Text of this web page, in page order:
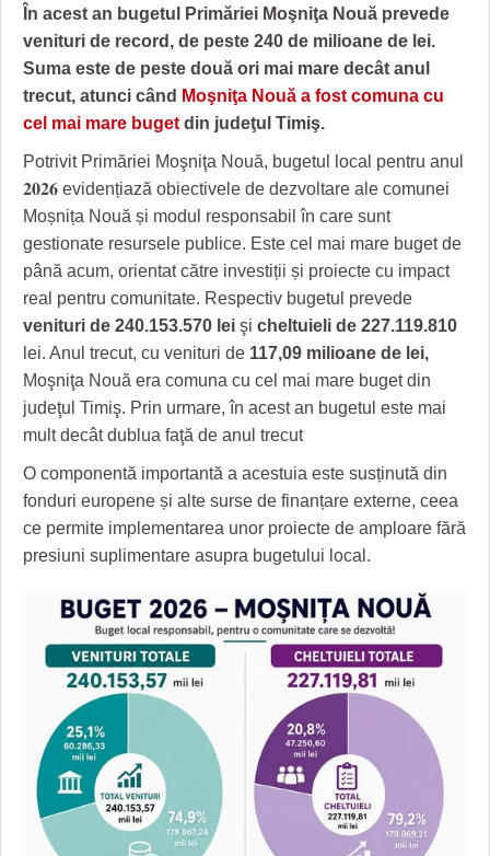
GRĂDINA TAICII DOMNULUI
ZIARISTU’ DE TERASĂ
CU OIŞTEA-N KIERKEGAARD
PE SURSE
CRONICĂ DE FILM
UNDE MERGEM
FILME DOCUMENTARE
JOCURI ONLINE
ACCIDENTE
ANUNŢURI
INFO SI UTILE
INVATAMANT
FILME DOCUMENTARE
CLIPURI VIDEO
JOCURI ONLINE
DIVERSE
HARTA TIMIŞOAREI
LICEE, ŞCOLI ŞI GRĂDINIŢE DIN TIMIŞ
SFATUL MEDICULUI
SFATURI JURIDICE
În acest an bugetul Primăriei Moşniţa Nouă prevede
venituri de record, de peste 240 de milioane de lei.
Suma este de peste două ori mai mare decât anul
trecut, atunci când Moşniţa Nouă a fost comuna cu
cel mai mare buget din judeţul Timiş.
Potrivit Primăriei Moşniţa Nouă, bugetul local pentru anul
𝟐𝟎𝟐𝟔 evidențiază obiectivele de dezvoltare ale comunei
Moșnița Nouă și modul responsabil în care sunt
gestionate resursele publice. Este cel mai mare buget de
până acum, orientat către investiții și proiecte cu impact
real pentru comunitate. Respectiv bugetul prevede
venituri de 240.153.570 lei şi cheltuieli de 227.119.810
lei. Anul trecut, cu venituri de 117,09 milioane de lei,
Moşniţa Nouă era comuna cu cel mai mare buget din
judeţul Timiş. Prin urmare, în acest an bugetul este mai
mult decât dublua faţă de anul trecut
O componentă importantă a acestuia este susținută din
fonduri europene și alte surse de finanțare externe, ceea
ce permite implementarea unor proiecte de amploare fără
presiuni suplimentare asupra bugetului local.